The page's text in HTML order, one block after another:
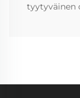
tyytyväinen